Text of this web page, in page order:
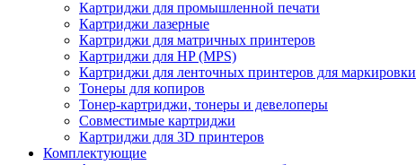
Картриджи для промышленной печати
Картриджи лазерные
Картриджи для матричных принтеров
Картриджи для HP (MPS)
Картриджи для ленточных принтеров для маркировки
Тонеры для копиров
Тонер-картриджи, тонеры и девелоперы
Совместимые картриджи
Картриджи для 3D принтеров
Комплектующие